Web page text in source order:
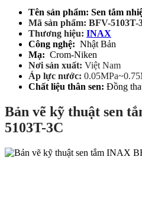
Tên sản phẩm: Sen tắm
Mã sản phẩm: BFV-5103T-
Thương hiệu: INAX
Công nghệ: Nhật Bản
Mạ: Crom-Niken
Nơi sản xuất: Việt Nam
Áp lực nước:
Chất liệu thân sen: Đồng
Bản vẽ kỹ thuật sen
5103T-3C